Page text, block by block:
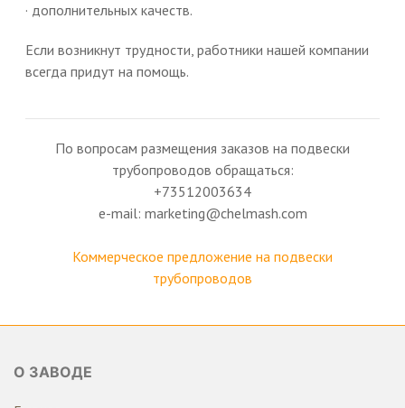
· дополнительных качеств.
Если возникнут трудности, работники нашей компании
всегда придут на помощь.
По вопросам размещения заказов на подвески
трубопроводов обращаться:
+73512003634
e-mail: marketing@chelmash.com
Коммерческое предложение на подвески
трубопроводов
О ЗАВОДЕ